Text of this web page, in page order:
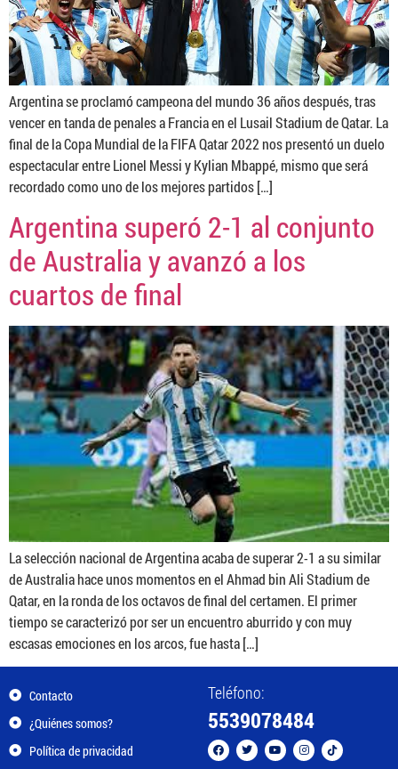
Argentina se proclamó campeona del mundo 36 años después, tras
vencer en tanda de penales a Francia en el Lusail Stadium de Qatar. La
final de la Copa Mundial de la FIFA Qatar 2022 nos presentó un duelo
espectacular entre Lionel Messi y Kylian Mbappé, mismo que será
recordado como uno de los mejores partidos […]
Argentina superó 2-1 al conjunto
de Australia y avanzó a los
cuartos de final
La selección nacional de Argentina acaba de superar 2-1 a su similar
de Australia hace unos momentos en el Ahmad bin Ali Stadium de
Qatar, en la ronda de los octavos de final del certamen. El primer
tiempo se caracterizó por ser un encuentro aburrido y con muy
escasas emociones en los arcos, fue hasta […]
Contacto
¿Quiénes somos?
Política de privacidad
Teléfono:
5539078484